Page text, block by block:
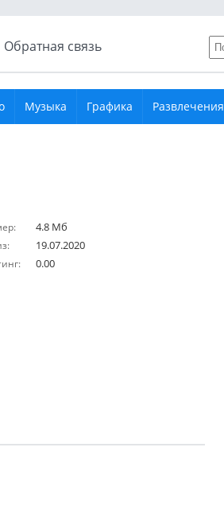
Обратная связь
Музыка Графика Развлечения
4.8 Мб
19.07.2020
0.00